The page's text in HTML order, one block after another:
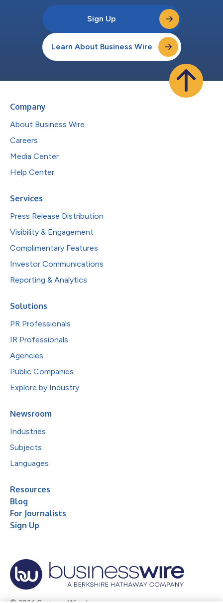
Sign Up
Learn About Business Wire
Company
About Business Wire
Careers
Media Center
Help Center
Services
Press Release Distribution
Visibility & Engagement
Complimentary Features
Investor Communications
Reporting & Analytics
Solutions
PR Professionals
IR Professionals
Agencies
Public Companies
Explore by Industry
Newsroom
Industries
Subjects
Languages
Resources
Blog
For Journalists
Sign Up